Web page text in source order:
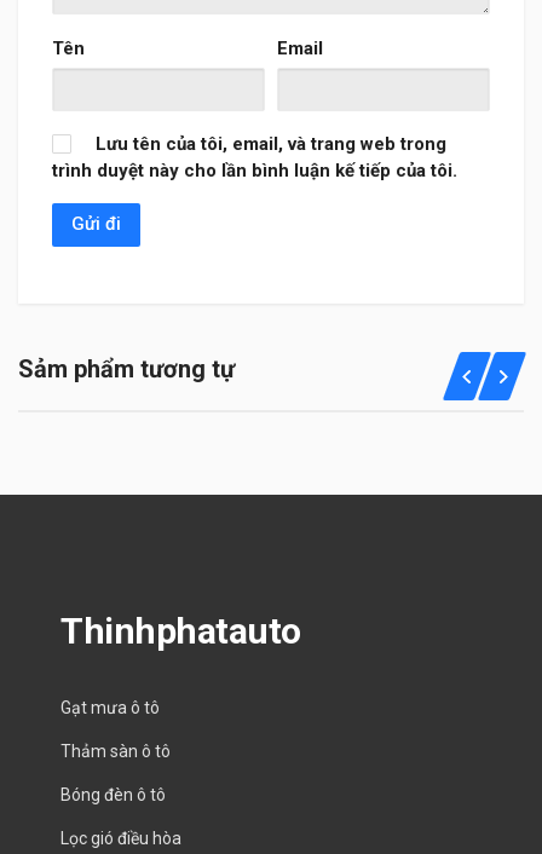
Tên Email
Lưu tên của tôi, email, và trang web trong
trình duyệt này cho lần bình luận kế tiếp của tôi.
Sảm phẩm tương tự
Thinhphatauto
Gạt mưa ô tô
Thảm sàn ô tô
Bóng đèn ô tô
Lọc gió điều hòa